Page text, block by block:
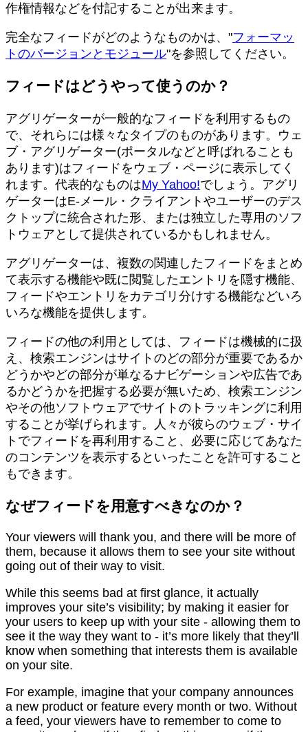
作権情報などを付記することが出来ます。
完全なフィードがどのようなものかは、"フォーマッ
トのバージョンとモジュール"を参照してください。
フィードはどうやって使うのか？
アグリゲーターが一般的なフィードを利用するもの
で、それらには様々なタイプのものがあります。ウェ
ブ・アグリゲーター(ポータルなどと呼ばれることも
あります)はフィードをウェブ・ページに表示してく
れます。代表的なものはMy Yahoo!でしょう。アグリ
ゲーターはE-メール・クライアントやユーザーのデス
クトップに統合された形、または独立した専用のソフ
トウェアとして提供されているかもしれません。
アグリゲーターは、複数の関連したフィードをまとめ
て表示する機能や既に閲覧したエントリを隠す機能、
フィードやエントリをカテゴリ分けする機能などいろ
いろな機能を提供します。
フィードの他の利用としては、フィードは機械的に扱
え、検索エンジンはサイトのどの部分が重要であるか
どうかやどの部分が単なるナビゲーションや広告であ
るかどうかを把握する必要が無いため、検索エンジン
やその他ソフトウェアでサイトのトラッキングに利用
することが挙げられます。人々が彼らのウェブ・サイ
トでフィードを再利用すること、必要に応じてあなた
のコンテンツを表示するといったことを許可すること
もできます。
なぜフィードを用意すべきなのか？
Your viewers will thank you, and there will be more of
them, because it allows them to see your site without
going out of their way to visit.
While this seems bad at first glance, it actually
improves your site’s visibility; by making it easier for
your users to keep up with your site - allowing them to
see it the way they want to - it’s more likely that they’ll
know when something that interests them is available
on your site.
For example, imagine that your company announces
a new product or feature every month or two. Without
a feed, your viewers have to remember to come to